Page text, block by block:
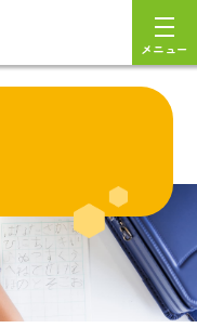
メニュー